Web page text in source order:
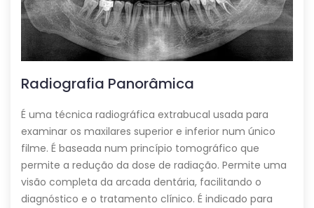
Radiografia Panorâmica
É uma técnica radiográfica extrabucal usada para
examinar os maxilares superior e inferior num único
filme. É baseada num princípio tomográfico que
permite a redução da dose de radiação. Permite uma
visão completa da arcada dentária, facilitando o
diagnóstico e o tratamento clínico. É indicado para